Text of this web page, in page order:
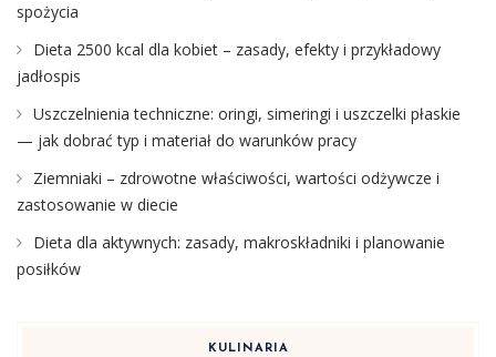
spożycia
Dieta 2500 kcal dla kobiet – zasady, efekty i przykładowy
jadłospis
Uszczelnienia techniczne: oringi, simeringi i uszczelki płaskie
— jak dobrać typ i materiał do warunków pracy
Ziemniaki – zdrowotne właściwości, wartości odżywcze i
zastosowanie w diecie
Dieta dla aktywnych: zasady, makroskładniki i planowanie
posiłków
KULINARIA